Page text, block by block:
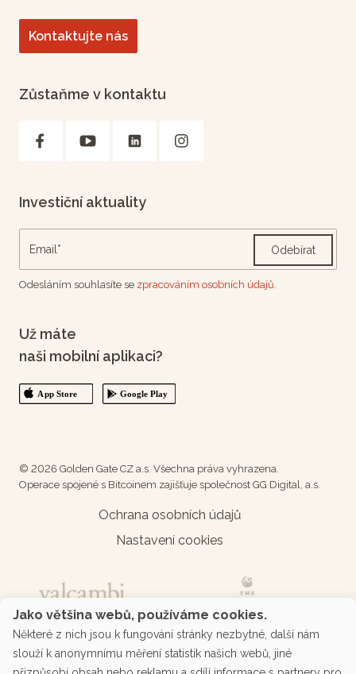
Kontaktujte nás
Zůstaňme v kontaktu
Investiční aktuality
Odebírat
Odesláním souhlasíte se zpracováním osobních údajů.
Už máte
naši mobilní aplikaci?
© 2026 Golden Gate CZ a.s. Všechna práva vyhrazena.
Operace spojené s Bitcoinem zajišťuje společnost GG Digital, a.s.
Ochrana osobních údajů
Nastavení cookies
Jako většina webů, používáme cookies.
Některé z nich jsou k fungování stránky nezbytné, další nám
slouží k anonymnímu měření statistik našich webů, jiné